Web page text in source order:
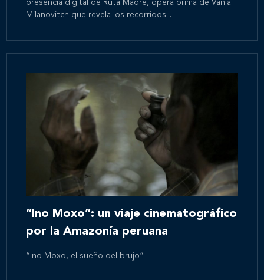
Inicio
Nosotros
Nuestros servicios
Nuestros clientes
Novedades
presencia digital de Ruta Madre, ópera prima de Vania
Milanovitch que revela los recorridos...
“Ino Moxo”: un viaje cinematográfico
por la Amazonía peruana
“Ino Moxo, el sueño del brujo”